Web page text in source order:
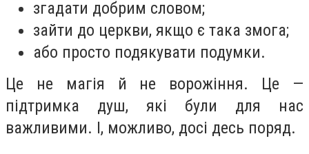
згадати добрим словом;
зайти до церкви, якщо є така змога;
або просто подякувати подумки.
Це не магія й не ворожіння. Це —
підтримка душ, які були для нас
важливими. І, можливо, досі десь поряд.